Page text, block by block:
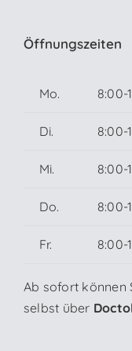
Öffnungszeiten
Mo. 8:00-
Di. 8:00-
Mi. 8:00-
Do. 8:00-
Fr. 8:00-
Ab sofort können
selbst über